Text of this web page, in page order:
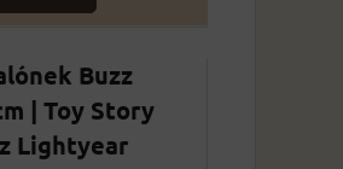
Buzz
| Toy Story
Lightyear